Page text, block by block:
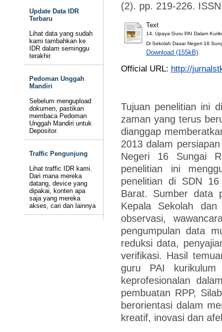
Update Data IDR
Terbaru
Lihat data yang sudah
kami tambahkan ke
IDR dalam seminggu
terakhir.
Pedoman Unggah
Mandiri
Sebelum mengupload
dokumen, pastikan
membaca Pedoman
Unggah Mandiri untuk
Depositor.
Traffic Pengunjung
Lihat traffic IDR kami.
Dari mana mereka
datang, device yang
dipakai, konten apa
saja yang mereka
akses, cari dan lainnya
(2). pp. 219-226.
Text
14. Upaya Guru PAI Dalam
Di Sekolah Dasar Negeri 16
Download (155kB)
Official URL: http://
Tujuan penelitian ini
zaman yang terus
dianggap
2013 dalam
Negeri 16 Sungai
penelitian ini
penelitian di SDN
Barat. Sumber data
Kepala Sekolah
observasi,
pengumpulan data
reduksi data,
verifikasi. Hasil
guru PAI kurikulum
keprofesionalan
pembuatan RPP,
berorientasi dalam
kreatif, inovasi dan